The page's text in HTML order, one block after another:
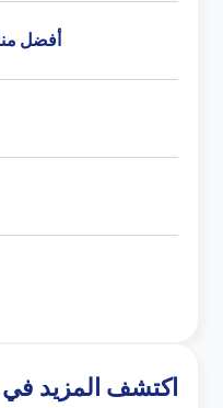
أفضل
اكتشف المزيد في Perth